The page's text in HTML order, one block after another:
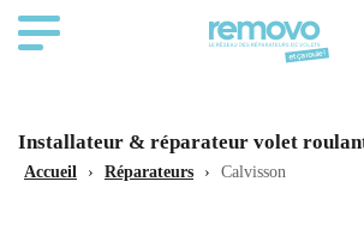
Installateur & réparateur volet
Accueil › Réparateurs › Calvisson